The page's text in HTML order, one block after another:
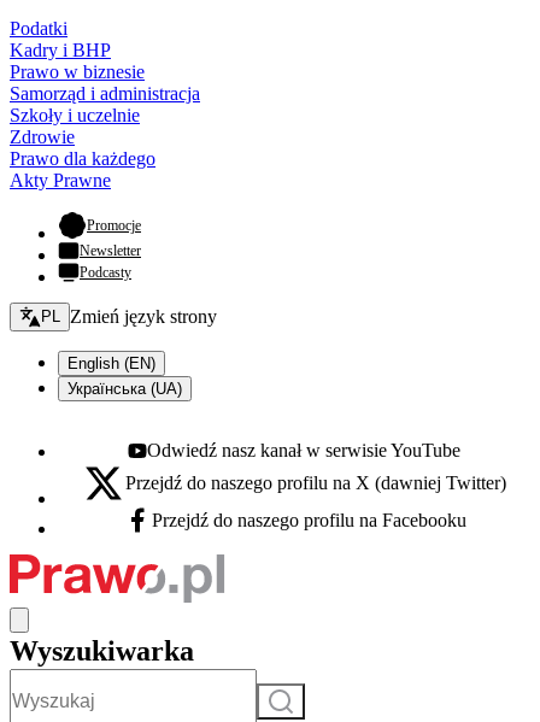
Podatki
Kadry i BHP
Prawo w biznesie
Samorząd i administracja
Szkoły i uczelnie
Zdrowie
Prawo dla każdego
Akty Prawne
Promocje- otwiera się w nowej karcie
Newsletter
Podcasty
Zmień język - bieżący:
PL Zmień język strony
English (EN)
Українська (UA)
Youtube - otwiera się w nowej karcie
Odwiedź nasz kanał w serwisie YouTube
X - otwiera się w nowej karcie
Przejdź do naszego profilu na X (dawniej Twitter)
Facebook - otwiera się w nowej karcie
Przejdź do naszego profilu na Facebooku
Wyszukiwarka
Szukaj